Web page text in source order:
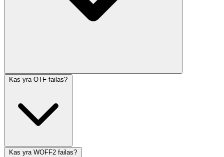
Kas yra OTF failas?
Kas yra WOFF2 failas?